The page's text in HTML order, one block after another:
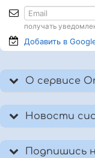
получать
Добавить в
О сервисе
Новости
Подпишись